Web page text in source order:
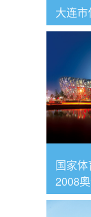
大连
国家
2008